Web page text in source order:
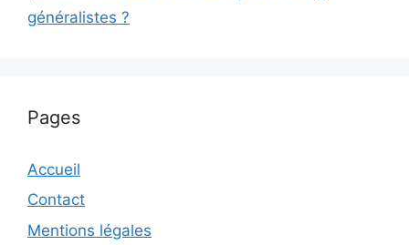
généralistes ?
Pages
Accueil
Contact
Mentions légales